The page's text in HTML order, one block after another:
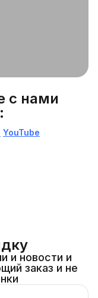
с нами
YouTube
и новости и
заказ и не